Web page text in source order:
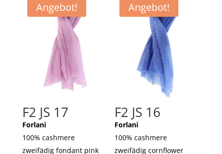
Angebot!
F2 JS 17
Forlani
100% cashmere
zweifädig fondant pink
Angebot!
F2 JS 16
Forlani
100% cashmere
zweifädig cornflower